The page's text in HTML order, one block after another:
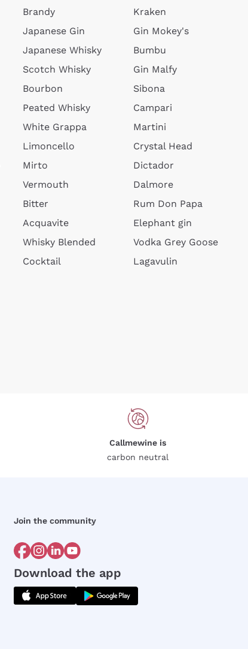
Brandy
Japanese Gin
Japanese Whisky
Scotch Whisky
Bourbon
Peated Whisky
White Grappa
Limoncello
Mirto
Vermouth
Bitter
Acquavite
Whisky Blended
Cocktail
Kraken
Gin Mokey's
Bumbu
Gin Malfy
Sibona
Campari
Martini
Crystal Head
Dictador
Dalmore
Rum Don Papa
Elephant gin
Vodka Grey Goose
Lagavulin
Callmewine is
carbon neutral
Join the community
Download the app